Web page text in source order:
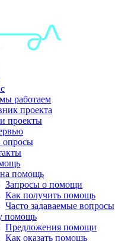
работаем
проекта
проекты
опросы
помощь
Запросы о помощи
Как получить помощь
Часто задаваемые вопросы
помощь
Предложения помощи
Как оказать помощь